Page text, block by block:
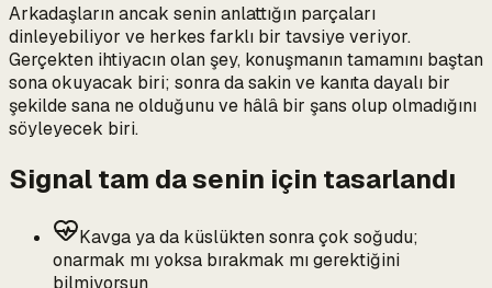
Arkadaşların ancak senin anlattığın parçaları
dinleyebiliyor ve herkes farklı bir tavsiye veriyor.
Gerçekten ihtiyacın olan şey, konuşmanın tamamını baştan
sona okuyacak biri; sonra da sakin ve kanıta dayalı bir
şekilde sana ne olduğunu ve hâlâ bir şans olup olmadığını
söyleyecek biri.
Signal tam da senin için tasarlandı
Kavga ya da küslükten sonra çok soğudu;
onarmak mı yoksa bırakmak mı gerektiğini